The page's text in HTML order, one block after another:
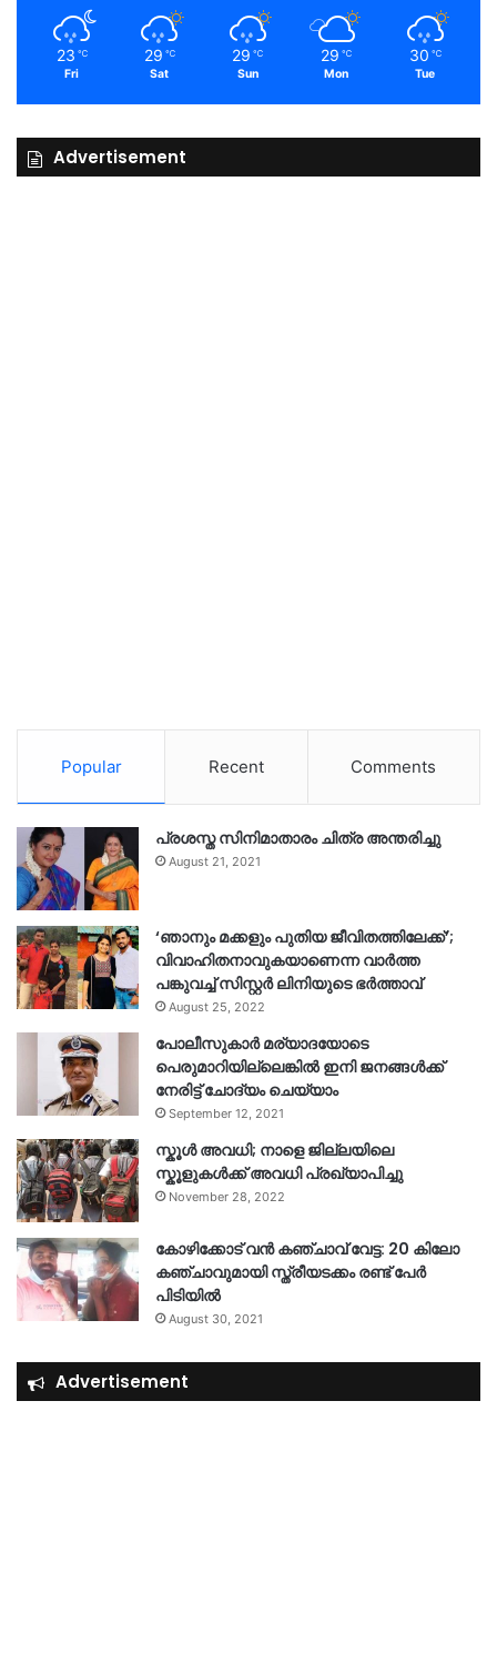
23 ℃
Fri
29 ℃
Sat
29 ℃
Sun
29 ℃
Mon
30 ℃
Tue
Advertisement
Popular Recent Comments
പ്രശസ്ത സിനിമാതാരം ചിത്ര അന്തരിച്ചു
August 21, 2021
‘ഞാനും മക്കളും പുതിയ ജീവിതത്തിലേക്ക്’;
വിവാഹിതനാവുകയാണെന്ന വാർത്ത
പങ്കുവച്ച് സിസ്റ്റർ ലിനിയുടെ ഭർത്താവ്
August 25, 2022
പോലീസുകാര്‍ മര്യാദയോടെ
പെരുമാറിയില്ലെങ്കില്‍ ഇനി ജനങ്ങള്‍ക്ക്
നേരിട്ട് ചോദ്യം ചെയ്യാം
September 12, 2021
സ്കൂൾ അവധി; നാളെ ജില്ലയിലെ
സ്കൂളുകൾക്ക് അവധി പ്രഖ്യാപിച്ചു
November 28, 2022
കോഴിക്കോട് വൻ കഞ്ചാവ് വേട്ട: 20 കിലോ
കഞ്ചാവുമായി സ്ത്രീയടക്കം രണ്ട് പേർ
പിടിയിൽ
August 30, 2021
Advertisement